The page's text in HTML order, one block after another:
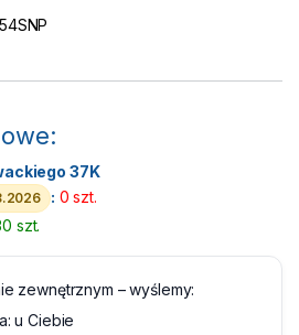
37K
: 0 szt.
szt.
zewnętrznym – wyślemy:
u Ciebie